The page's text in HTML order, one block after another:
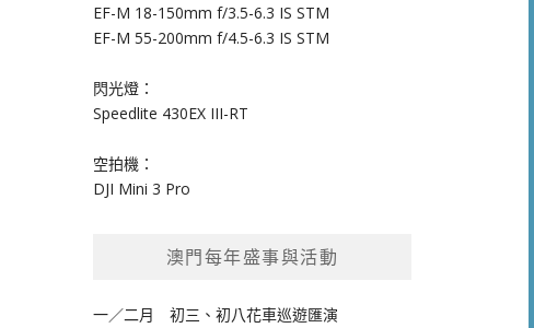
EF-M 18-150mm f/3.5-6.3 IS STM
EF-M 55-200mm f/4.5-6.3 IS STM
閃光燈：
Speedlite 430EX III-RT
空拍機：
DJI Mini 3 Pro
澳門每年盛事與活動
一／二月初三、初八花車巡遊匯演